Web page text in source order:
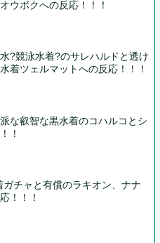
ウボクへの反応！！！
?競泳水着?のサレハルドと透け
着ツェルマットへの反応！！！
な叡智な黒水着のコハルコとシ
！
ガチャと有償のラキオン、ナナ
！！！